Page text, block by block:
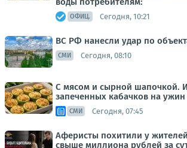
ОФИЦ. Сегодня, 10:21
ВС РФ нанесли удар по
СМИ Сегодня, 08:10
С мясом и сырной шапочкой.
запеченных кабачков на ужин
СМИ Сегодня, 07:45
Аферисты похитили у
свыше миллиона рублей за